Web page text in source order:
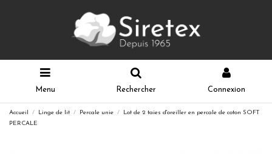
Menu Rechercher Connexion
Accueil Linge de lit Percale unie
Lot de 2 taies d'oreiller en percale de coton SOFT
PERCALE